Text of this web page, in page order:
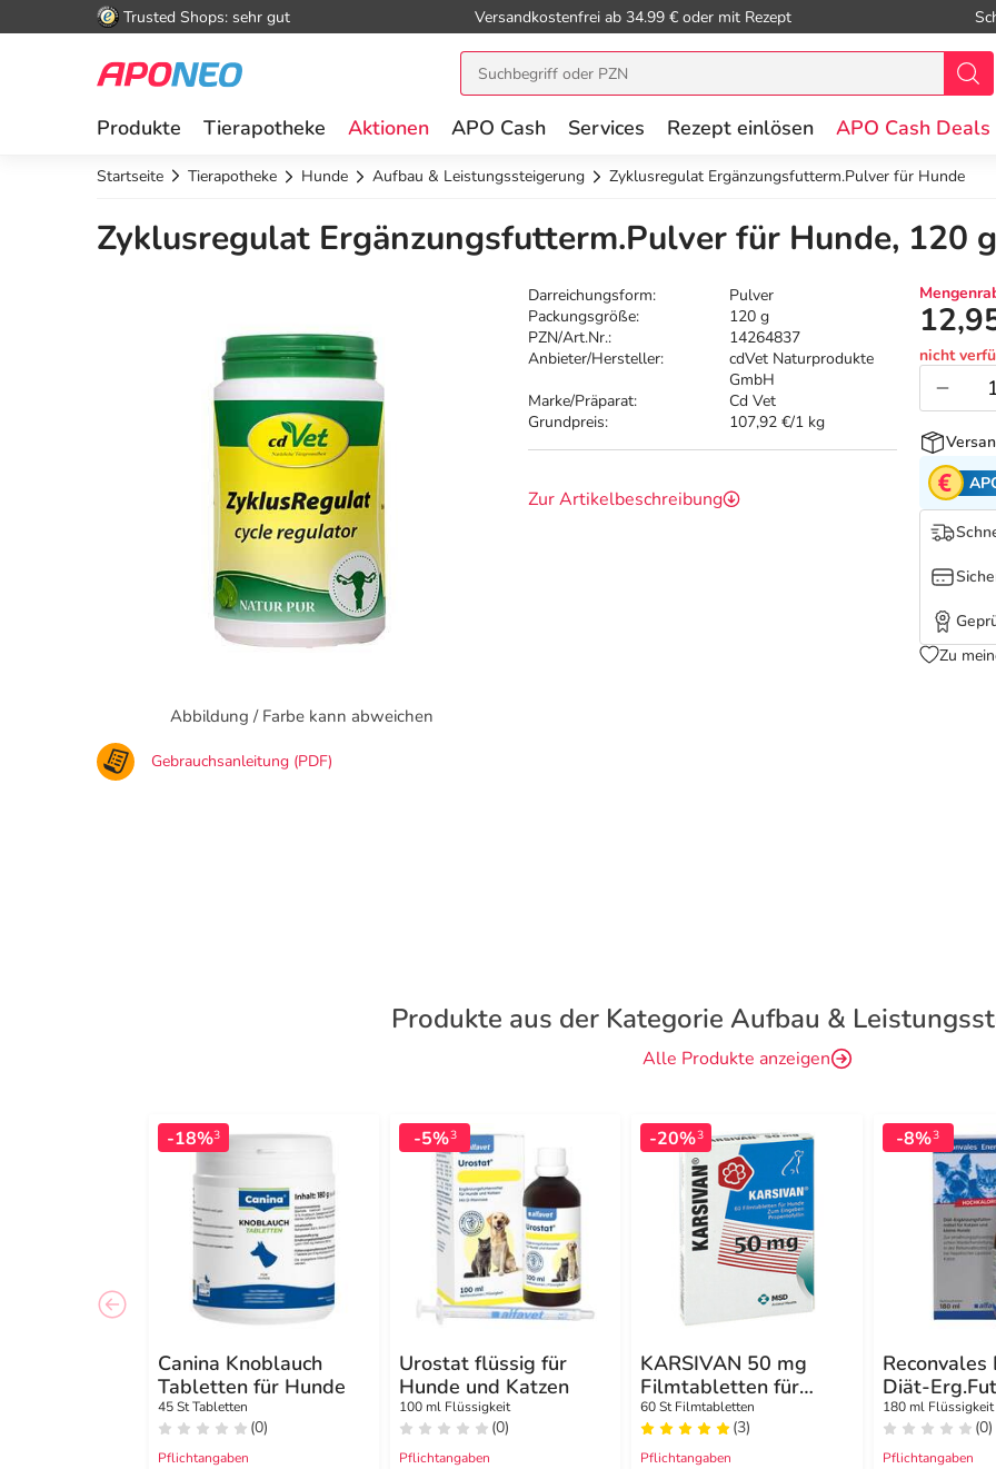
Trusted Shops: sehr gut Versandkostenfrei ab 34.99 € oder mit Rezept
Produkte Tierapotheke Aktionen APO Cash Services Rezept einlösen APO Cash Deals
Startseite Tierapotheke Hunde Aufbau & Leistungssteigerung Zyklusregulat Ergänzungsfutterm.Pulver für Hunde
Zyklusregulat Ergänzungsfutterm.Pulver für Hunde, 120 g
Abbildung / Farbe kann abweichen
Darreichungsform:
Pulver
Packungsgröße:
120 g
PZN/Art.Nr.:
14264837
Anbieter/Hersteller:
cdVet Naturprodukte
GmbH
Marke/Präparat:
Cd Vet
Grundpreis:
107,92 €/1 kg
Zur Artikelbeschreibung
nicht
Zu
Gebrauchsanleitung (PDF)
Produkte aus der Kategorie Aufbau &
Alle Produkte anzeigen
-18%3
Canina Knoblauch
Tabletten für Hunde
45 St Tabletten
(0)
Pflichtangaben
-5%3
Urostat flüssig für
Hunde und Katzen
100 ml Flüssigkeit
(0)
Pflichtangaben
-20%3
KARSIVAN 50 mg
Filmtabletten für
Hunde
60 St Filmtabletten
(3)
Pflichtangaben
-8%3
Reconvales
Diät-
kl.Hund /
180 ml Flüssigkeit
(0)
Pflichtangaben